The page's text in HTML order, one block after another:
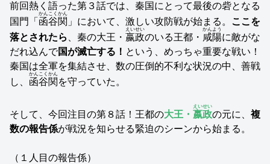
前回熱く語った第３話では、秦国にとって最後の砦となる
国門「 函谷関
かんこくかん
」において、激しい攻防戦が始まる。 ここを
落とされたら
、秦の大王・ 嬴政
えいせい
のいる王都・ 咸陽
かんよう
に敵がな
だれ込んで国が滅亡する！ という、めっちゃ重要な戦い！
秦国は全軍を集結させ、数の圧倒的不利な状況の中、善戦
し、 函谷関
かんこくかん
を守っていた。
そして、今回注目の第８話！王都の大王・ 嬴政
えいせい
の元に、 複
数の報告係が戦況を知らせる緊迫のシーンから始まる。
（１人目の報告係）